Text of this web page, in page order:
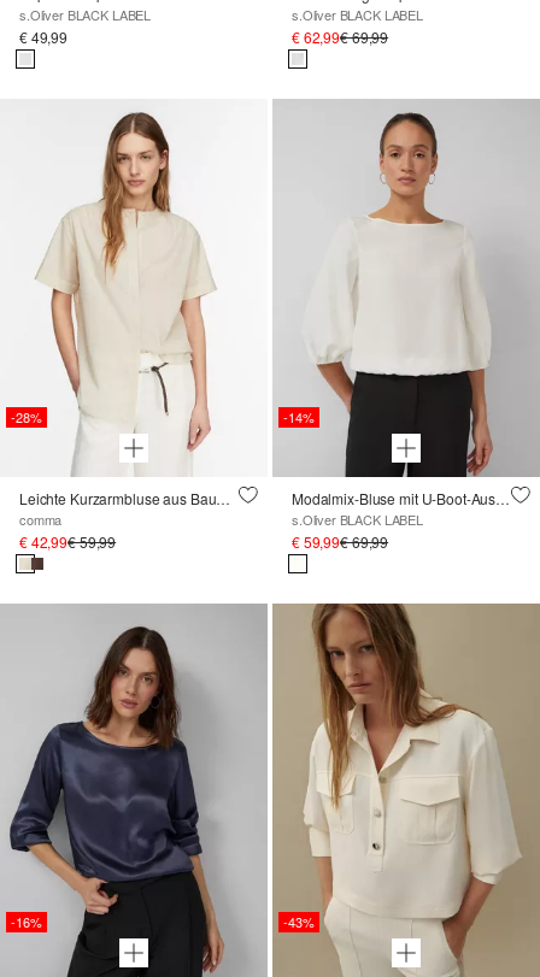
s.Oliver BLACK LABEL
€ 49,99
s.Oliver BLACK LABEL
€ 62,99€ 69,99
-28%
Leichte Kurzarmbluse aus Baumwolle
comma
€ 42,99€ 59,99
-14%
Modalmix-Bluse mit U-Boot-Ausschnitt und Gummibündchen
s.Oliver BLACK LABEL
€ 59,99€ 69,99
-16% -43%